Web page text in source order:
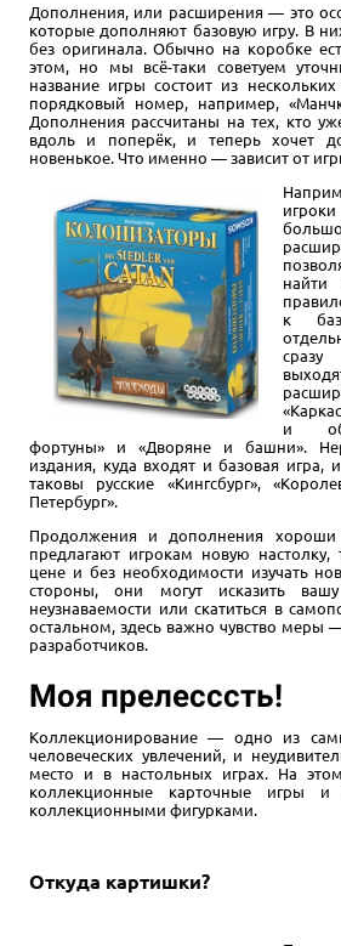
Дополнения, или расширения — это
которые дополняют базовую игру. В
без оригинала. Обычно на коробке
этом, но мы всё-таки советуем
название игры состоит из
порядковый номер, например,
Дополнения рассчитаны на тех, кто
вдоль и поперёк, и теперь хочет
новенькое. Что именно — зависит от
найти
к
и
фортуны» и «Дворяне и башни».
издания, куда входят и базовая
таковы русские «Кингсбург»,
Петербург».
Продолжения и дополнения хороши
предлагают игрокам новую
цене и без необходимости изучать
стороны, они могут исказить
неузнаваемости или скатиться в
остальном, здесь важно чувство меры
разработчиков.
Моя прелесссть!
Коллекционирование — одно из
человеческих увлечений, и
место и в настольных играх. На
коллекционные карточные игры и
коллекционными фигурками.
Откуда картишки?